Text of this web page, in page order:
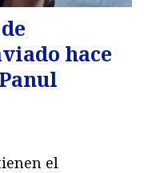
hace
el